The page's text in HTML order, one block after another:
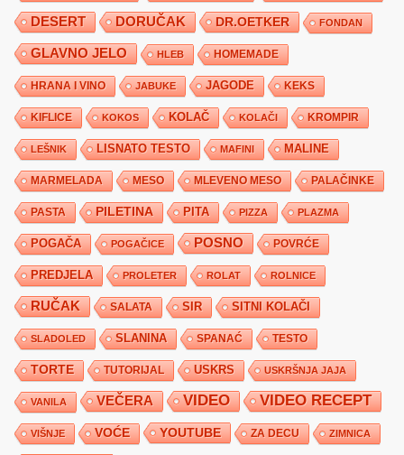
DESERT DORUČAK DR.OETKER FONDAN
GLAVNO JELO HLEB HOMEMADE
HRANA I VINO JABUKE JAGODE KEKS
KIFLICE KOKOS KOLAČ KOLAČI KROMPIR
LEŠNIK LISNATO TESTO MAFINI MALINE
MARMELADA MESO MLEVENO MESO PALAČINKE
PASTA PILETINA PITA PIZZA PLAZMA
POGAČA POGAČICE POSNO POVRĆE
PREDJELA PROLETER ROLAT ROLNICE
RUČAK SALATA SIR SITNI KOLAČI
SLADOLED SLANINA SPANAĆ TESTO
TORTE TUTORIJAL USKRS USKRŠNJA JAJA
VANILA VEČERA VIDEO VIDEO RECEPT
VIŠNJE VOĆE YOUTUBE ZA DECU ZIMNICA